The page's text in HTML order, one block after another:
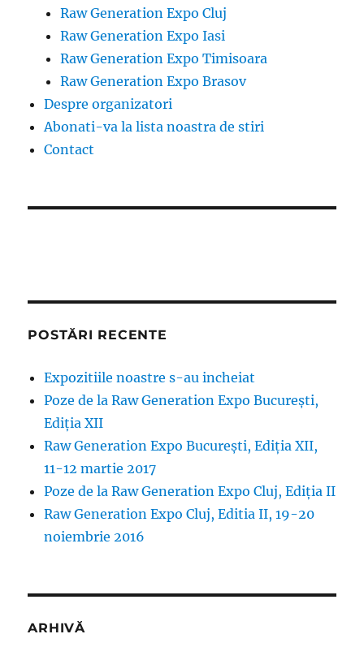
Raw Generation Expo Cluj
Raw Generation Expo Iasi
Raw Generation Expo Timisoara
Raw Generation Expo Brasov
Despre organizatori
Abonati-va la lista noastra de stiri
Contact
POSTĂRI RECENTE
Expozitiile noastre s-au incheiat
Poze de la Raw Generation Expo București,
Ediția XII
Raw Generation Expo București, Ediția XII,
11-12 martie 2017
Poze de la Raw Generation Expo Cluj, Ediția II
Raw Generation Expo Cluj, Editia II, 19-20
noiembrie 2016
ARHIVĂ